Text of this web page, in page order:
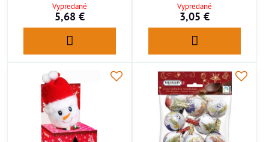
Vypredané
5,68 €
Vypredané
3,05 €